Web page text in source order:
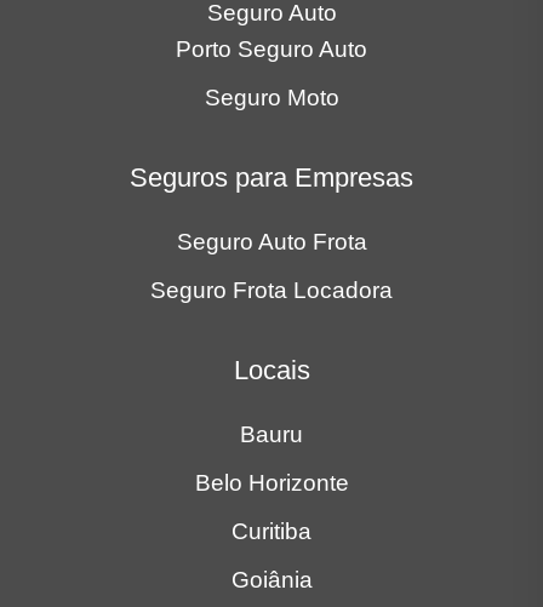
Seguro Auto
Porto Seguro Auto
Seguro Moto
Seguros para Empresas
Seguro Auto Frota
Seguro Frota Locadora
Locais
Bauru
Belo Horizonte
Curitiba
Goiânia